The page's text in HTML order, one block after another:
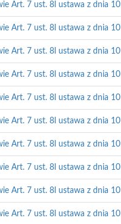
Art. 7 ust. 8l ustawa z dnia
Art. 7 ust. 8l ustawa z dnia
Art. 7 ust. 8l ustawa z dnia
Art. 7 ust. 8l ustawa z dnia
Art. 7 ust. 8l ustawa z dnia
Art. 7 ust. 8l ustawa z dnia
Art. 7 ust. 8l ustawa z dnia
Art. 7 ust. 8l ustawa z dnia
Art. 7 ust. 8l ustawa z dnia
Art. 7 ust. 8l ustawa z dnia